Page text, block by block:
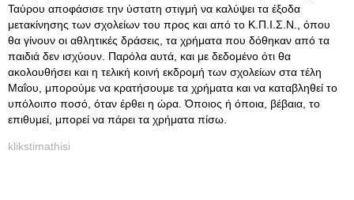
Ταύρου αποφάσισε την ύστατη στιγμή να καλύψει τα έξοδα
μετακίνησης των σχολείων του προς και από το Κ.Π.Ι.Σ.Ν., όπου
θα γίνουν οι αθλητικές δράσεις, τα χρήματα που δόθηκαν από τα
παιδιά δεν ισχύουν. Παρόλα αυτά, και με δεδομένο ότι θα
ακολουθήσει και η τελική κοινή εκδρομή των σχολείων στα τέλη
Μαΐου, μπορούμε να κρατήσουμε τα χρήματα και να καταβληθεί το
υπόλοιπο ποσό, όταν έρθει η ώρα. Όποιος ή όποια, βέβαια, το
επιθυμεί, μπορεί να πάρει τα χρήματα πίσω.
klikstimathisi